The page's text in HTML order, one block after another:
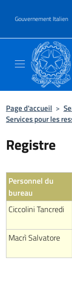
Gouvernement Italien
Site Web,
Page d'accueil >
Services pour les
Registre
Personnel du
bureau
Ciccolini Tancredi
Macrì Salvatore